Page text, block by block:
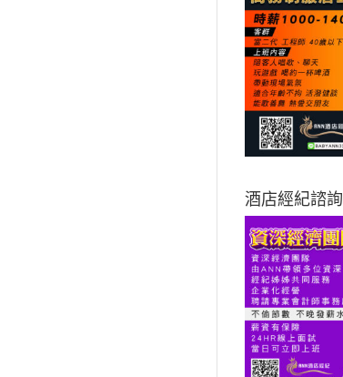
酒店經紀諮詢